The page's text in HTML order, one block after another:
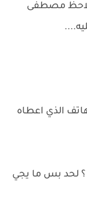
لاحظ مصطفى
الذي اعطاه
؟ لحد بس ما يجي